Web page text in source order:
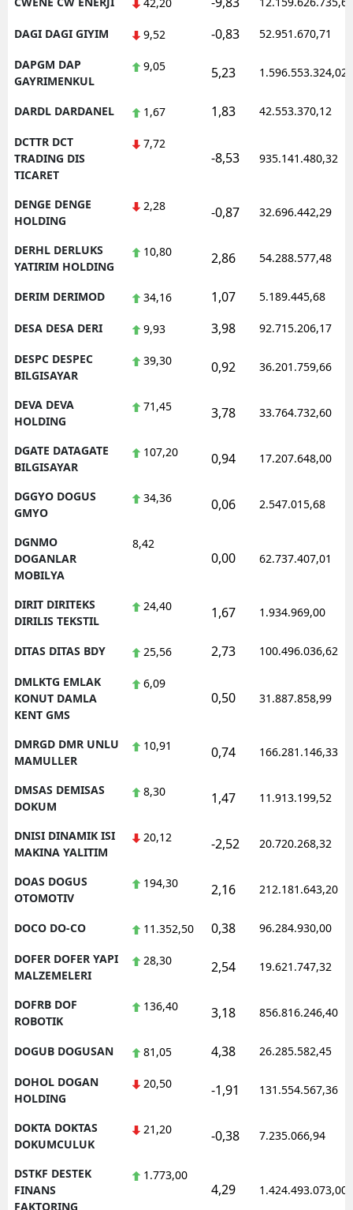
DAGI DAGI GIYIM 9,52 -0,83 52.951.670,71
DAPGM DAP
GAYRIMENKUL
9,05 5,23 1.596.553.324,02
DARDL DARDANEL 1,67 1,83 42.553.370,12
DCTTR DCT
TRADING DIS
TICARET
7,72
-8,53 935.141.480,32
DENGE DENGE
HOLDING
2,28 -0,87 32.696.442,29
DERHL DERLUKS
YATIRIM HOLDING
10,80 2,86 54.288.577,48
DERIM DERIMOD 34,16 1,07 5.189.445,68
DESA DESA DERI 9,93 3,98 92.715.206,17
DESPC DESPEC
BILGISAYAR
39,30 0,92 36.201.759,66
DEVA DEVA
HOLDING
71,45 3,78 33.764.732,60
DGATE DATAGATE
BILGISAYAR
107,20 0,94 17.207.648,00
DGGYO DOGUS
GMYO
34,36 0,06 2.547.015,68
DGNMO
DOGANLAR
MOBILYA
8,42
0,00 62.737.407,01
DIRIT DIRITEKS
DIRILIS TEKSTIL
24,40 1,67 1.934.969,00
DITAS DITAS BDY 25,56 2,73 100.496.036,62
DMLKTG EMLAK
KONUT DAMLA
KENT GMS
6,09
0,50 31.887.858,99
DMRGD DMR UNLU
MAMULLER
10,91 0,74 166.281.146,33
DMSAS DEMISAS
DOKUM
8,30 1,47 11.913.199,52
DNISI DINAMIK ISI
MAKINA YALITIM
20,12 -2,52 20.720.268,32
DOAS DOGUS
OTOMOTIV
194,30 2,16 212.181.643,20
DOCO DO-CO 11.352,50 0,38 96.284.930,00
DOFER DOFER YAPI
MALZEMELERI
28,30 2,54 19.621.747,32
DOFRB DOF
ROBOTIK
136,40 3,18 856.816.246,40
DOGUB DOGUSAN 81,05 4,38 26.285.582,45
DOHOL DOGAN
HOLDING
20,50 -1,91 131.554.567,36
DOKTA DOKTAS
DOKUMCULUK
21,20 -0,38 7.235.066,94
DSTKF DESTEK
FINANS
FAKTORING
1.773,00
4,29 1.424.493.073,00